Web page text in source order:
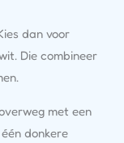
dan voor
Die combineer
met een
donkere